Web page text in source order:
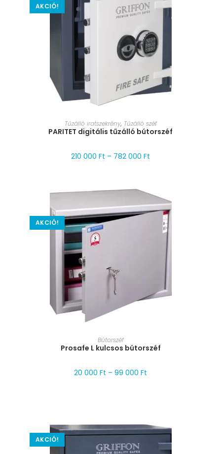
AKCIÓ!
MÉRET VÁLASZTÁSA
Tűzálló iratszekrény, Tűzálló széf
PARITET digitális tűzálló bútorszéf
210 000 Ft – 782 000 Ft
AKCIÓ!
MÉRET VÁLASZTÁSA
Bútorszéf
Prosafe L kulcsos bútorszéf
20 000 Ft – 99 000 Ft
AKCIÓ!